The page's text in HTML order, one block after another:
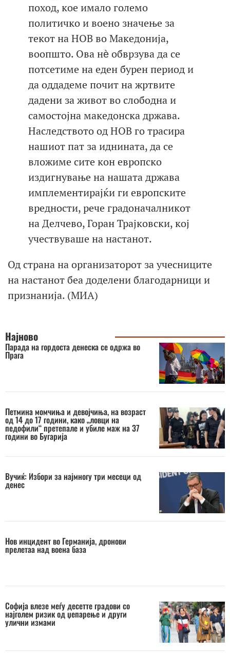
поход, кое имало големо
политичко и воено значење за
текот на НОВ во Македонија,
воопшто. Ова нѐ обврзува да се
потсетиме на еден бурен период и
да оддадеме почит на жртвите
дадени за живот во слободна и
самостојна македонска држава.
Наследството од НОВ го трасира
нашиот пат за иднината, да се
вложиме сите кон европско
издигнување на нашата држава
имплементирајќи ги европските
вредности, рече градоначалникот
на Делчево, Горан Трајковски, кој
учествуваше на настанот.
Од страна на организаторот за учесниците
на настанот беа доделени благодарници и
признанија. (МИА)
Најново
Парада на гордоста денеска се одржа во
Прага
Петмина момчиња и девојчиња, на возраст
од 14 до 17 години, како „ловци на
педофили“ претепале и убиле маж на 37
години во Бугарија
Вучиќ: Избори за најмногу три месеци од
денес
Нов инцидент во Германија, дронови
прелетаа над воена база
Софија влезе меѓу десетте градови со
најголем ризик од џепарење и други
улични измами